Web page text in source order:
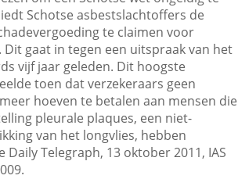
Schotse asbestslachtoffers de
te claimen voor
Dit gaat in tegen een uitspraak van het
vijf jaar geleden. Dit hoogste
toen dat verzekeraars geen
hoeven te betalen aan mensen die
pleurale plaques, een niet-
van het longvlies, hebben
Daily Telegraph, 13 oktober 2011, IAS